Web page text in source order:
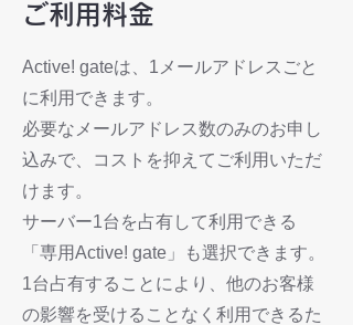
ご利用料金
Active! gateは、1メールアドレスごと
に利用できます。
必要なメールアドレス数のみのお申し
込みで、コストを抑えてご利用いただ
けます。
サーバー1台を占有して利用できる
「専用Active! gate」も選択できます。
1台占有することにより、他のお客様
の影響を受けることなく利用できるた